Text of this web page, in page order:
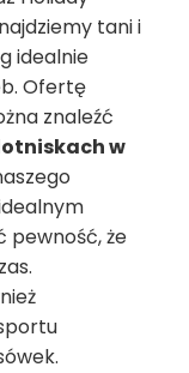
tani i
idealnie
Ofertę
znaleźć
w
pewność, że